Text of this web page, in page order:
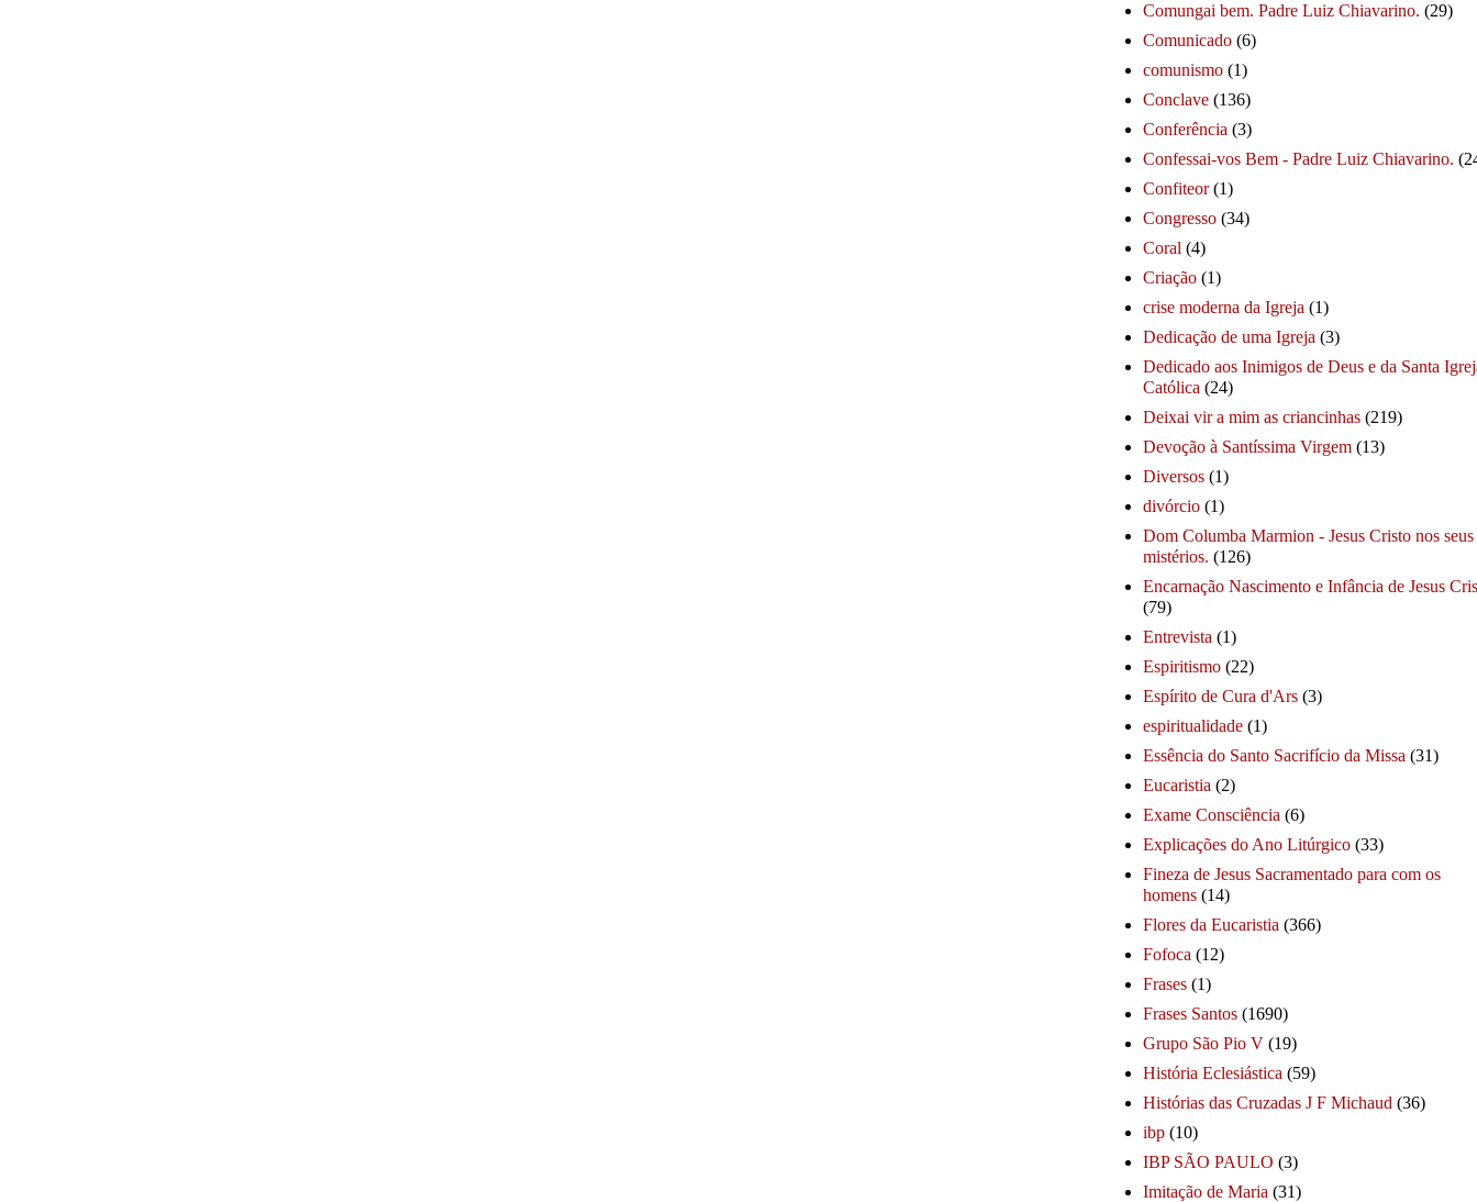
Comungai bem. Padre Luiz Chiavarino. (29)
Comunicado (6)
comunismo (1)
Conclave (136)
Conferência (3)
Confessai-vos Bem - Padre Luiz Chiavarino.
Confiteor (1)
Congresso (34)
Coral (4)
Criação (1)
crise moderna da Igreja (1)
Dedicação de uma Igreja (3)
Dedicado aos Inimigos de Deus e da Santa
Católica (24)
Deixai vir a mim as criancinhas (219)
Devoção à Santíssima Virgem (13)
Diversos (1)
divórcio (1)
Dom Columba Marmion - Jesus Cristo nos seus
mistérios. (126)
Encarnação Nascimento e Infância de Jesus
(79)
Entrevista (1)
Espiritismo (22)
Espírito de Cura d'Ars (3)
espiritualidade (1)
Essência do Santo Sacrifício da Missa (31)
Eucaristia (2)
Exame Consciência (6)
Explicações do Ano Litúrgico (33)
Fineza de Jesus Sacramentado para com os
homens (14)
Flores da Eucaristia (366)
Fofoca (12)
Frases (1)
Frases Santos (1690)
Grupo São Pio V (19)
História Eclesiástica (59)
Histórias das Cruzadas J F Michaud (36)
ibp (10)
IBP SÃO PAULO (3)
Imitação de Maria (31)